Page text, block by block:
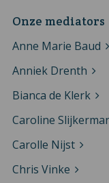
Onze mediators
Anne Marie Baud
Anniek Drenth
Bianca de Klerk
Caroline
Carolle Nijst
Chris Vinke